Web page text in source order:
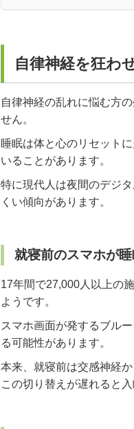
自律神経を狂わ
自律神経の乱れに悩む方
せん。
睡眠は体と心のリセット
いることがあります。
特に現代人は夜間のデジ
くい傾向があります。
就寝前のスマホが
17年間で27,000人以上の
ようです。
スマホ画面が発するブル
る可能性があります。
本来、就寝前は交感神経
この切り替えが遅れると